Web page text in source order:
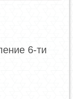
6-ти